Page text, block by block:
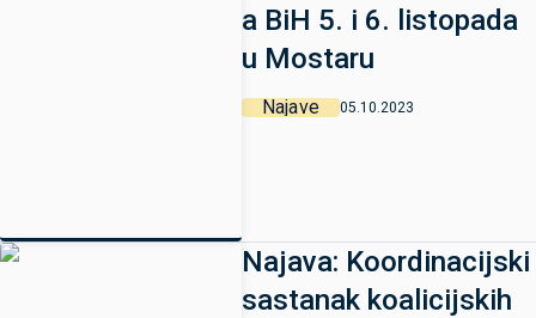
a BiH 5. i 6. listopada
u Mostaru
Najave 05.10.2023
Najava: Koordinacijski
sastanak koalicijskih